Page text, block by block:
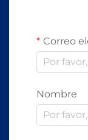
Correo
Nombre